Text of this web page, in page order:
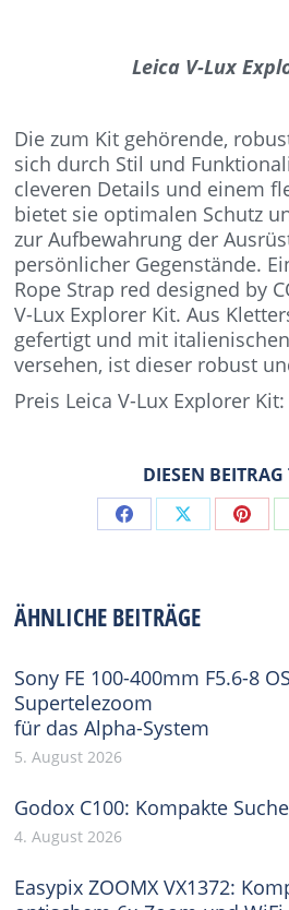
Leica V-Lux
Die zum Kit gehörende,
sich durch Stil und
cleveren Details und einem
bietet sie optimalen Schutz
zur Aufbewahrung der
persönlicher Gegenstände.
Rope Strap red designed by
V-Lux Explorer Kit. Aus
gefertigt und mit
versehen, ist dieser robust
Preis Leica V-Lux Explorer
DIESEN BEITRAG
Share Share Share
ÄHNLICHE BEITRÄGE
Sony FE 100-400mm F5.6-8
Supertelezoom
für das Alpha-System
5. August 2026
Godox C100: Kompakte
4. August 2026
Easypix ZOOMX VX1372: